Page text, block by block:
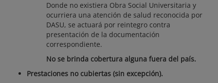
Donde no existiera Obra Social Universitaria y
ocurriera una atención de salud reconocida por
DASU, se actuará por reintegro contra
presentación de la documentación
correspondiente.
No se brinda cobertura alguna fuera del país.
Prestaciones no cubiertas (sin excepción).